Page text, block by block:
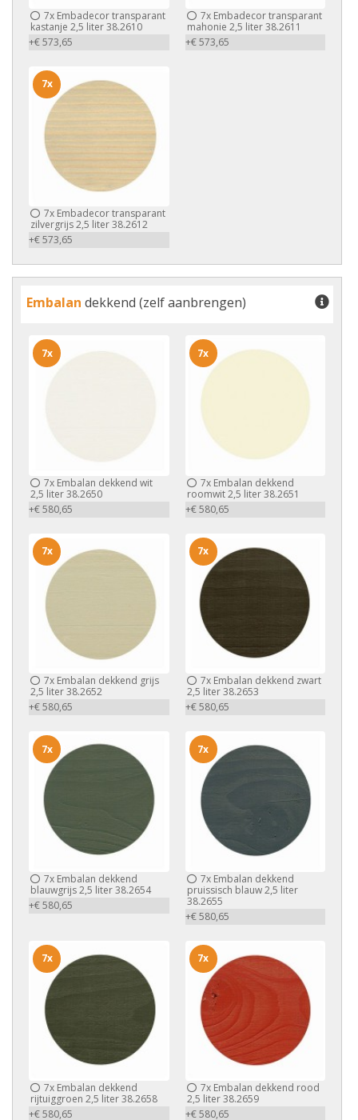
7x Embadecor transparant
kastanje 2,5 liter 38.2610
+€ 573,65
7xEmbadecor transparant
mahonie 2,5 liter 38.2611
+€ 573,65
7x Embadecor transparant
zilvergrijs 2,5 liter 38.2612
+€ 573,65
7x
Embalan dekkend (zelf aanbrengen)
7x Embalan dekkend wit
2,5 liter 38.2650
+€ 580,65
7x
7xEmbalan dekkend
roomwit 2,5 liter 38.2651
+€ 580,65
7x
7x Embalan dekkend grijs
2,5 liter 38.2652
+€ 580,65
7x
7xEmbalan dekkend zwart
2,5 liter 38.2653
+€ 580,65
7x
7x Embalan dekkend
blauwgrijs 2,5 liter 38.2654
+€ 580,65
7x
7xEmbalan dekkend
pruissisch blauw 2,5 liter
38.2655
+€ 580,65
7x
7x Embalan dekkend
rijtuiggroen 2,5 liter 38.2658
+€ 580,65
7x
7xEmbalan dekkend rood
2,5 liter 38.2659
+€ 580,65
7x